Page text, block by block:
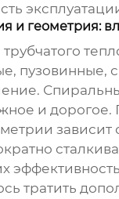
и геометрия:
трубчатого
пузовинные,
и дорогое.
зависит
тратить